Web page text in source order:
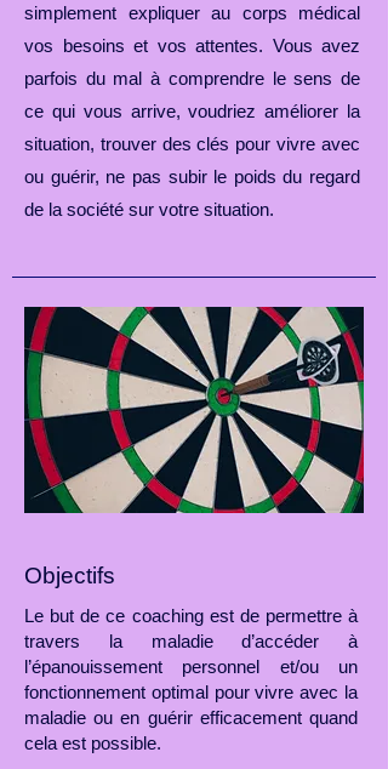
simplement expliquer au corps médical
vos besoins et vos attentes. Vous avez
parfois du mal à comprendre le sens de
ce qui vous arrive, voudriez améliorer la
situation, trouver des clés pour vivre avec
ou guérir, ne pas subir le poids du regard
de la société sur votre situation.
Objectifs
Le but de ce coaching est de permettre à
travers la maladie d’accéder à
l’épanouissement personnel et/ou un
fonctionnement optimal pour vivre avec la
maladie ou en guérir efficacement quand
cela est possible.